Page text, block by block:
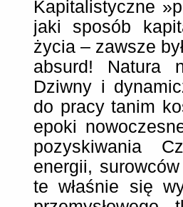
Kapitalistyczne
jaki sposób
życia – zawsze
absurd! Natura
Dziwny i
do pracy tanim
epoki
pozyskiwania
energii,
te właśnie się